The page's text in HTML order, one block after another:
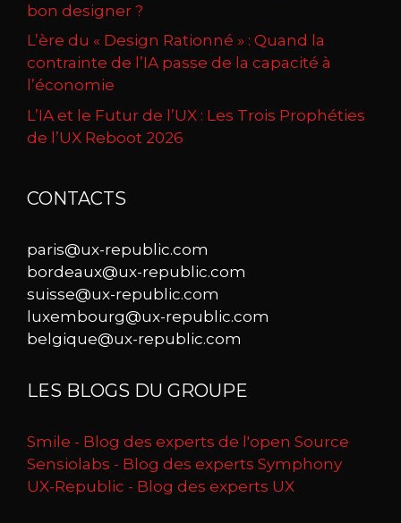
bon designer ?
L’ère du « Design Rationné » : Quand la
contrainte de l’IA passe de la capacité à
l’économie
L’IA et le Futur de l’UX : Les Trois Prophéties
de l’UX Reboot 2026
CONTACTS
paris@ux-republic.com
bordeaux@ux-republic.com
suisse@ux-republic.com
luxembourg@ux-republic.com
belgique@ux-republic.com
LES BLOGS DU GROUPE
Smile - Blog des experts de l'open Source
Sensiolabs - Blog des experts Symphony
UX-Republic - Blog des experts UX